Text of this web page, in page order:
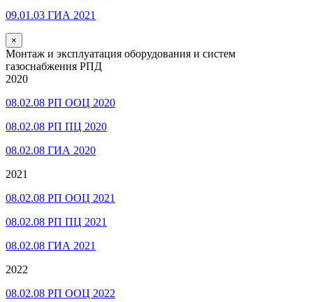
09.01.03 ГИА 2021
×
Монтаж и эксплуатация оборудования и систем
газоснабжения РПД
2020
08.02.08 РП ООЦ 2020
08.02.08 РП ПЦ 2020
08.02.08 ГИА 2020
2021
08.02.08 РП ООЦ 2021
08.02.08 РП ПЦ 2021
08.02.08 ГИА 2021
2022
08.02.08 РП ООЦ 2022